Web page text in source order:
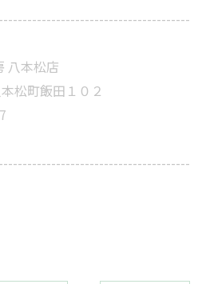
八本松店
松町飯田１０２